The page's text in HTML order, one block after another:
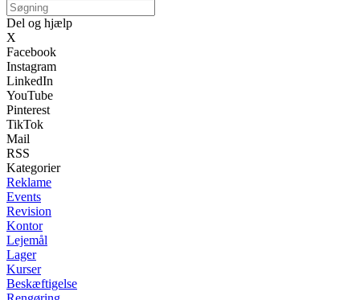
Del og hjælp
X
Facebook
Instagram
LinkedIn
YouTube
Pinterest
TikTok
Mail
RSS
Kategorier
Reklame
Events
Revision
Kontor
Lejemål
Lager
Kurser
Beskæftigelse